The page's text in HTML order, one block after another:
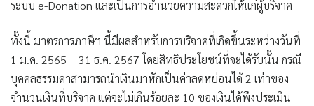
ระบบ e-Donation และเป็นการอำนวยความสะดวกให้แก่ผู้บริจาค
ทั้งนี้ มาตรการภาษีฯ นี้มีผลสำหรับการบริจาคที่เกิดขึ้นระหว่างวันที่
1 ม.ค. 2565 – 31 ธ.ค. 2567 โดยสิทธิประโยชน์ที่จะได้รับนั้น กรณี
บุคคลธรรมดาสามารถนำเงินมาหักเป็นค่าลดหย่อนได้ 2 เท่าของ
จำนวนเงินที่บริจาค แต่จะไม่เกินร้อยละ 10 ของเงินได้พึงประเมิน